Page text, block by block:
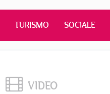
TURISMO SOCIALE
VIDEO